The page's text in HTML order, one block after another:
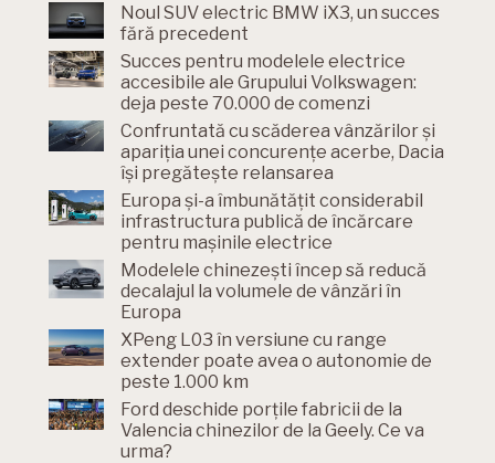
Noul SUV electric BMW iX3, un succes
fără precedent
Succes pentru modelele electrice
accesibile ale Grupului Volkswagen:
deja peste 70.000 de comenzi
Confruntată cu scăderea vânzărilor și
apariția unei concurențe acerbe, Dacia
își pregătește relansarea
Europa și-a îmbunătățit considerabil
infrastructura publică de încărcare
pentru mașinile electrice
Modelele chinezești încep să reducă
decalajul la volumele de vânzări în
Europa
XPeng L03 în versiune cu range
extender poate avea o autonomie de
peste 1.000 km
Ford deschide porțile fabricii de la
Valencia chinezilor de la Geely. Ce va
urma?